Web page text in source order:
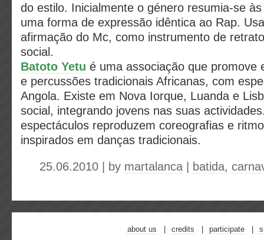
do estilo. Inicialmente o género resumia-se
uma forma de expressão idêntica ao Rap.
afirmação do Mc, como instrumento de
social.
Batoto Yetu é uma associação que promove
e percussões tradicionais Africanas, com
Angola. Existe em Nova Iorque, Luanda e
social, integrando jovens nas suas
espectáculos reproduzem coreografias e
inspirados em danças tradicionais.
25.06.2010 | by martalanca batida,
about us credits participate